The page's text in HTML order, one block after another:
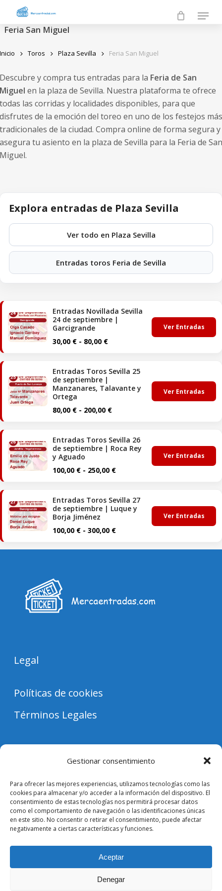
Gestionar consentimiento
Para ofrecer las mejores experiencias, utilizamos tecnologías como las
cookies para almacenar y/o acceder a la información del dispositivo. El
consentimiento de estas tecnologías nos permitirá procesar datos
como el comportamiento de navegación o las identificaciones únicas
en este sitio. No consentir o retirar el consentimiento, puede afectar
negativamente a ciertas características y funciones.
Aceptar
Denegar
Skip
to
Menu
Feria San Miguel
Inicio Toros Plaza Sevilla Feria San Miguel
Descubre y compra tus entradas para la Feria de San
Miguel en la plaza de Sevilla. Nuestra plataforma te ofrece
todas las corridas y localidades disponibles, para que
disfrutes de la emoción del toreo en uno de los festejos más
tradicionales de la ciudad. Compra online de forma segura y
asegura tu asiento en la plaza de Sevilla para la Feria de San
Miguel.
Explora entradas de Plaza Sevilla
Ver todo en Plaza Sevilla
Entradas toros Feria de Sevilla
Entradas Novillada Sevilla
24 de septiembre |
Garcigrande
30,00 € - 80,00 €Rango
desde
30,00 €
80,00 €
Ver Entradas
Entradas Toros Sevilla 25
de septiembre |
Manzanares, Talavante y
Ortega
80,00 € - 200,00 €Rango
desde
80,00 €
200,00 €
Ver Entradas
Entradas Toros Sevilla 26
de septiembre | Roca Rey
y Aguado
100,00 € - 250,00 €Rango
desde
100,00 €
Ver Entradas
Entradas Toros Sevilla 27
de septiembre | Luque y
Borja Jiménez
100,00 € - 300,00 €Rango
precios:
300,00 €
Ver Entradas
Legal
Políticas de cookies
Términos Legales
Contacto
Vende tus entradas
Mi cuenta